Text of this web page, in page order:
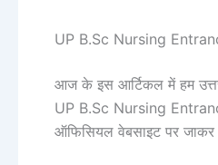
UP B.Sc Nursing
आज के इस आर्टिकल में हम
UP B.Sc Nursing
ऑफिसियल वेबसाइट पर